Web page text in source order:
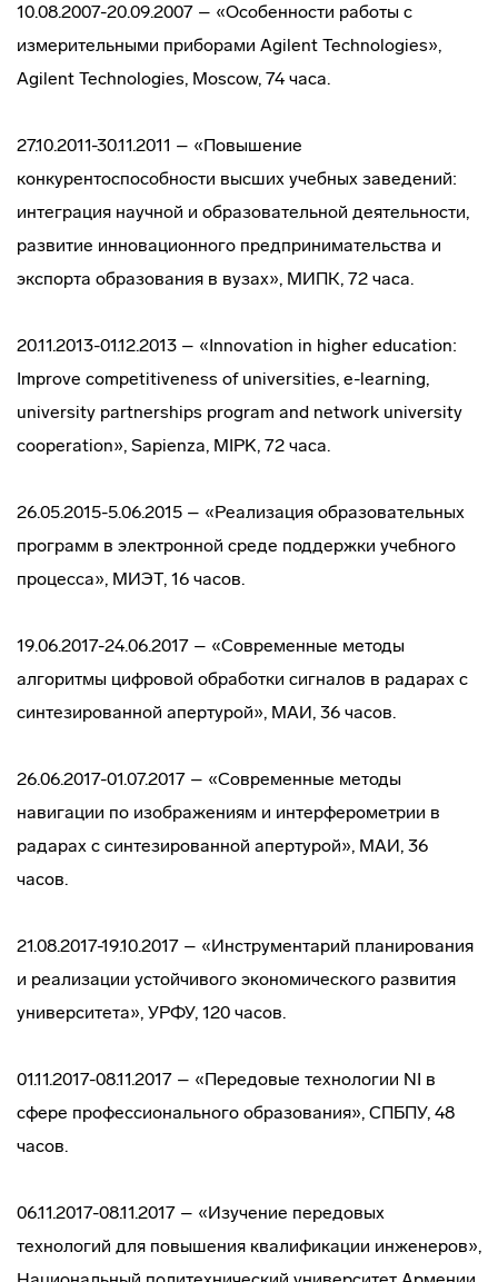
10.08.2007-20.09.2007 – «Особенности работы с
измерительными приборами Agilent Technologies»,
Agilent Technologies, Moscow, 74 часа.
27.10.2011-30.11.2011 – «Повышение
конкурентоспособности высших учебных заведений:
интеграция научной и образовательной деятельности,
развитие инновационного предпринимательства и
экспорта образования в вузах», МИПК, 72 часа.
20.11.2013-01.12.2013 – «Innovation in higher education:
Improve competitiveness of universities, e-learning,
university partnerships program and network university
cooperation», Sapienza, MIPK, 72 часа.
26.05.2015-5.06.2015 – «Реализация образовательных
программ в электронной среде поддержки учебного
процесса», МИЭТ, 16 часов.
19.06.2017-24.06.2017 – «Современные методы
алгоритмы цифровой обработки сигналов в радарах с
синтезированной апертурой», МАИ, 36 часов.
26.06.2017-01.07.2017 – «Современные методы
навигации по изображениям и интерферометрии в
радарах с синтезированной апертурой», МАИ, 36
часов.
21.08.2017-19.10.2017 – «Инструментарий планирования
и реализации устойчивого экономического развития
университета», УРФУ, 120 часов.
01.11.2017-08.11.2017 – «Передовые технологии NI в
сфере профессионального образования», СПБПУ, 48
часов.
06.11.2017-08.11.2017 – «Изучение передовых
технологий для повышения квалификации инженеров»,